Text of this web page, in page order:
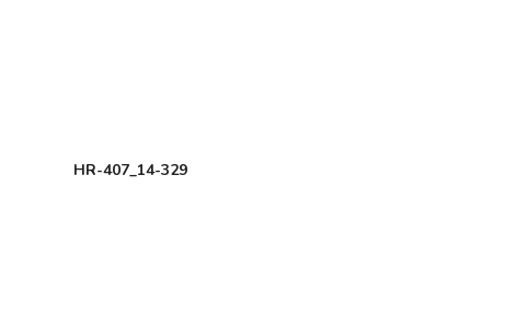
HR-407_14-329